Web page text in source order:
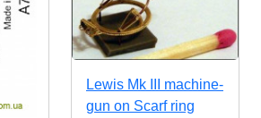
Lewis Mk III machine-
gun on Scarf ring